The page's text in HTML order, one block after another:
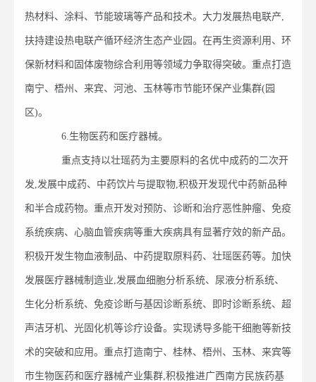
热材料、涂料、节能玻璃等产品和技术。大力发展热电联产,
扶持建设热电联产循环经济生态产业园。在再生资源利用、环
保新材料和固体废物综合利用等领域力争取得突破。重点打造
南宁、梧州、来宾、河池、玉林等市节能环保产业集群(园
区)。
6.生物医药和医疗器械。
重点支持以壮瑶药为主要原料的名优中成药的二次开
发,发展中成药、中药饮片与提取物,积极开发现代中药新品种
和半合成药物。重点开发对预防、诊断和治疗恶性肿瘤、免疫
系统疾病、心脑血管疾病等重大疾病具有显著疗效的新产品。
积极开发生物血液制品、中药提取原料药、壮瑶医药等。加快
发展医疗器械制造业,发展血细胞分析系统、尿液分析系统、
生化分析系统、免疫诊断与基因诊断系统、即时诊断系统、超
声洁牙机、光固化机等诊疗设备。实现诱导多能干细胞等新技
术的突破和应用。重点打造南宁、桂林、梧州、玉林、来宾等
市生物医药和医疗器械产业集群,积极推进广西南方民族药基